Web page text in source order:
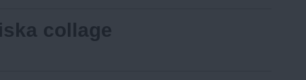
collage